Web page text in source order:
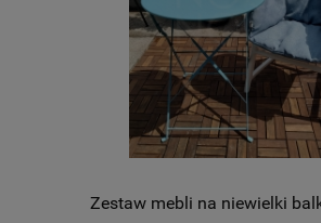
Zestaw mebli na niewielki